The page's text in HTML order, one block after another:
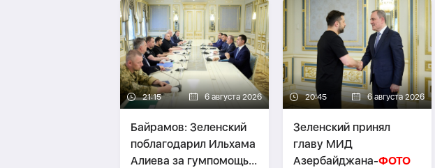
21:15 6 августа 2026
Байрамов: Зеленский
поблагодарил Ильхама
Алиева за гумпомощь
20:45 6 августа 2026
Зеленский принял
главу МИД
Азербайджана-ФОТО